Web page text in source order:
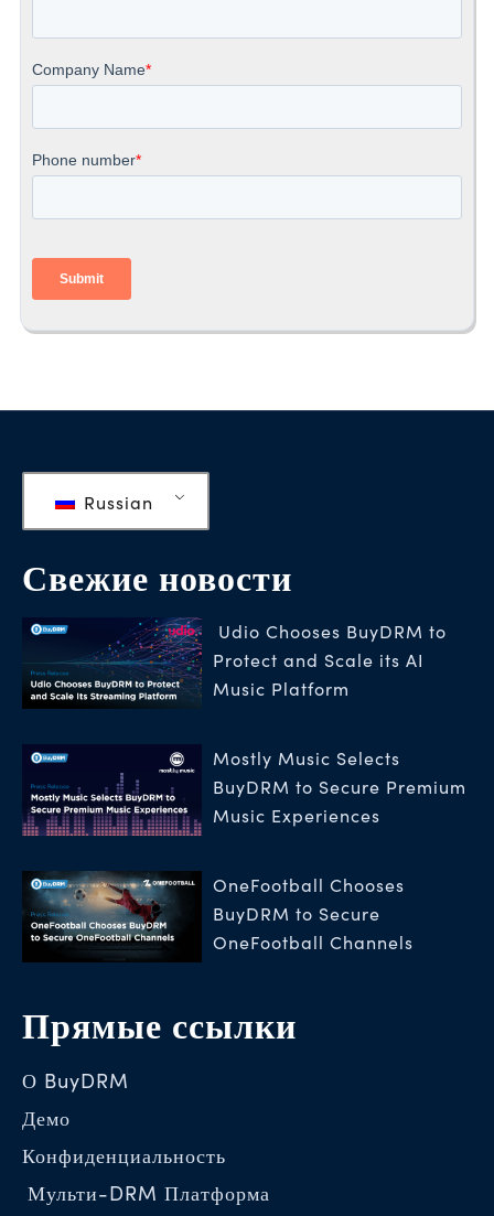
Russian
Прямые ссылки
О BuyDRM
Демо
Конфиденциальность
Мульти-DRM Платформа
Свежие новости
Udio Chooses BuyDRM to
Protect and Scale its AI
Music Platform
Mostly Music Selects
BuyDRM to Secure Premium
Music Experiences
OneFootball Chooses
BuyDRM to Secure
OneFootball Channels